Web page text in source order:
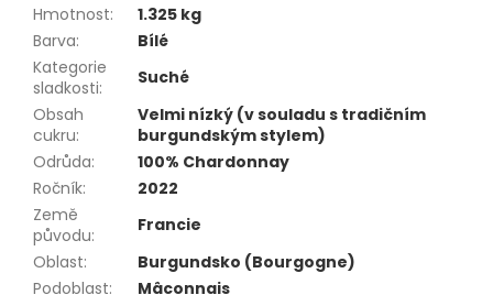
Hmotnost:
1.325 kg
Barva:
Bílé
Kategorie
sladkosti:
Suché
Obsah
cukru:
Velmi nízký (v souladu s tradičním
burgundským stylem)
Odrůda:
100% Chardonnay
Ročník:
2022
Země
původu:
Francie
Oblast:
Burgundsko (Bourgogne)
Podoblast:
Mâconnais